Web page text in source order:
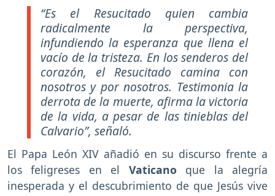
“Es el Resucitado quien cambia
radicalmente la perspectiva,
infundiendo la esperanza que llena el
vacío de la tristeza. En los senderos del
corazón, el Resucitado camina con
nosotros y por nosotros. Testimonia la
derrota de la muerte, afirma la victoria
de la vida, a pesar de las tinieblas del
Calvario”, señaló.
El Papa León XIV añadió en su discurso frente a
los feligreses en el Vaticano que la alegría
inesperada y el descubrimiento de que Jesús vive